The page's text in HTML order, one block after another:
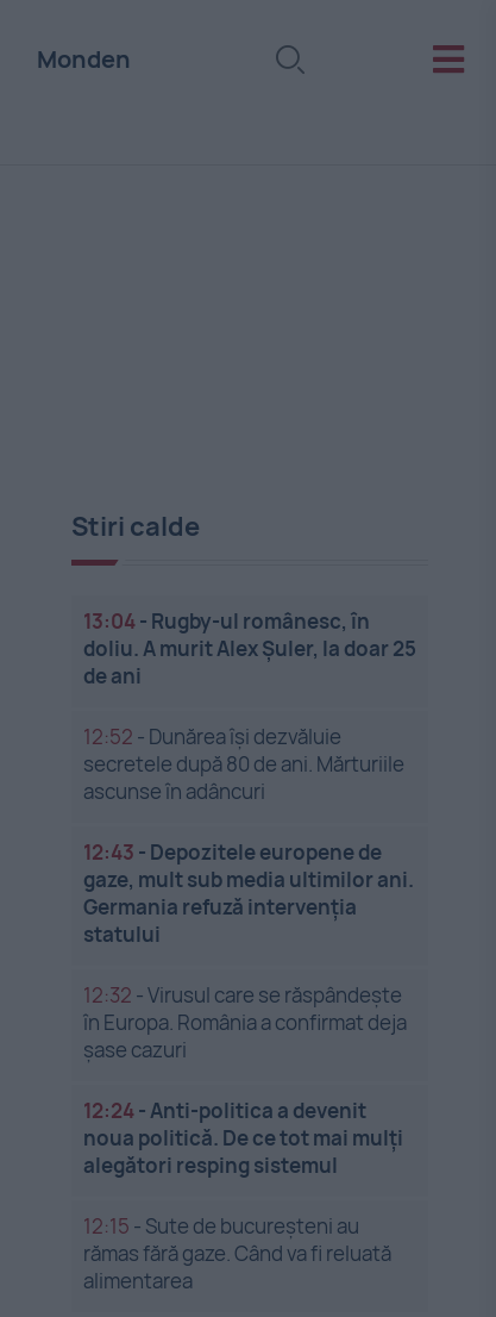
Monden
Stiri calde
13:04- Rugby-ul românesc, în
doliu. A murit Alex Șuler, la doar 25
de ani
12:52 - Dunărea își dezvăluie
secretele după 80 de ani. Mărturiile
ascunse în adâncuri
12:43 - Depozitele europene de
gaze, mult sub media ultimilor ani.
Germania refuză intervenția
statului
12:32 -Virusul care se răspândește
în Europa. România a confirmat deja
șase cazuri
12:24-Anti-politica a devenit
noua politică. De ce tot mai mulți
alegători resping sistemul
12:15 - Sute de bucureșteni au
rămas fără gaze. Când va fi reluată
alimentarea